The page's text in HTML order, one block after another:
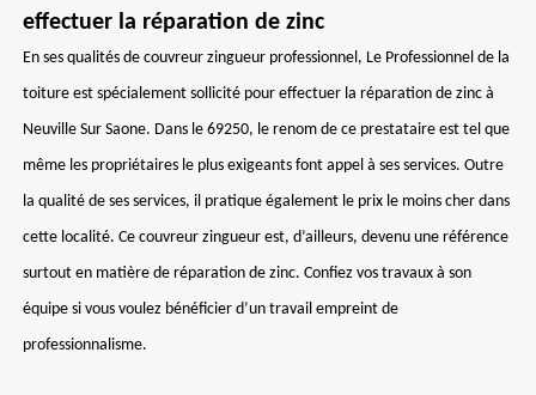
effectuer la réparation de zinc
En ses qualités de couvreur zingueur professionnel, Le Professionnel de la
toiture est spécialement sollicité pour effectuer la réparation de zinc à
Neuville Sur Saone. Dans le 69250, le renom de ce prestataire est tel que
même les propriétaires le plus exigeants font appel à ses services. Outre
la qualité de ses services, il pratique également le prix le moins cher dans
cette localité. Ce couvreur zingueur est, d’ailleurs, devenu une référence
surtout en matière de réparation de zinc. Confiez vos travaux à son
équipe si vous voulez bénéficier d’un travail empreint de
professionnalisme.